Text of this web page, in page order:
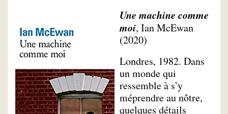
Une machine comme
moi, Ian McEwan
(2020)
Londres, 1982. Dans
un monde qui
ressemble à s’y
méprendre au nôtre,
quelques détails